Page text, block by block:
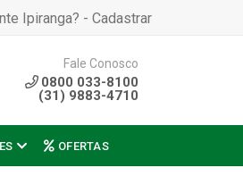
Ipiranga? - Cadastrar
Fale Conosco
0800 033-8100
(31) 9883-4710
OFERTAS